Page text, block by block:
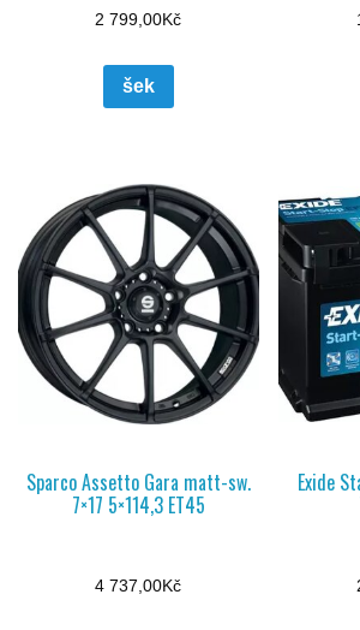
2 799,00Kč
šek
Sparco Assetto Gara matt-sw.
7×17 5×114,3 ET45
4 737,00Kč
Exide